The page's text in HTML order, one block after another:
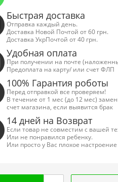
Быстрая доставка
Отправка каждый день.
Доставка Новой Почтой от 60 грн.
Доставка УкрПочтой от 40 грн.
Удобная оплата
При получении на почте
Предоплата на карту/ или счет ФЛП
100% Гарантия роботы
Перед отправкой все проверяем!
В течение от 1 мес (до 12 мес)
счет магазина, если выявится брак
14 дней на Возврат
Если товар не совместим с вашей
Или не понравился ребенку.
Или просто у Вас плохое настроение